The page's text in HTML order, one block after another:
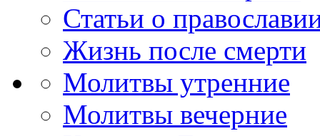
Статьи о
Жизнь после смерти
Молитвы утренние
Молитвы вечерние